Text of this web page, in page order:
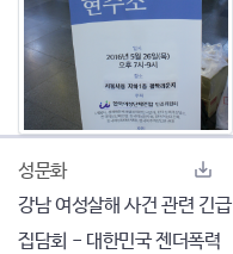
성문화
강남 여성살해 사건 관련 긴급
집담회 - 대한민국 젠더폭력